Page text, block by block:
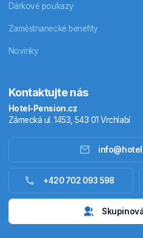
Ubytování
Dárkové poukazy
Zaměstnanecké benefity
Novinky
Kontaktujte nás
Hotel-Pension.cz
Zámecká ul. 1453, 543 01 Vrchlabí
+420 702 093 598